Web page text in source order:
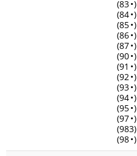
(83•)
(84•)
(85•)
(86•)
(87•)
(90•)
(91 •)
(92•)
(93•)
(94•)
(95•)
(97•)
(983)
(98•)